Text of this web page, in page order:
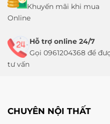
Khuyến mãi khi mua
Online
Hỗ trợ online 24/7
Gọi 0961204368 để
tư vấn
CHUYÊN NỘI THẤT